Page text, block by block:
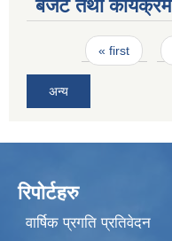
बजेट तथा कार्यक्रम
Pages« first
अन्य
रिपोर्टहरु
वार्षिक प्रगति प्रतिवेदन